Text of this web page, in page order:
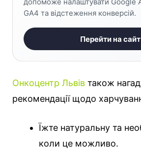
GA4 та відстеження конверсій.
Перейти на сайт
Онкоцентр Львів також
рекомендації щодо
Їжте натуральну та
коли це можливо.